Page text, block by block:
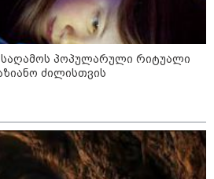
გიგა ავალიანის საქმეზე წუხელ
დაკავებული ნია იმნაძე კლინიკაში
დონალდ ტრამპი - მირჩევნია,
ირანთან შეთანხმებას მივაღწიოთ
საღამოს პოპულარული რიტუალი
ძილისთვის